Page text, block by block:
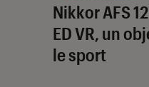
Nikkor AFS
ED VR, un
le sport